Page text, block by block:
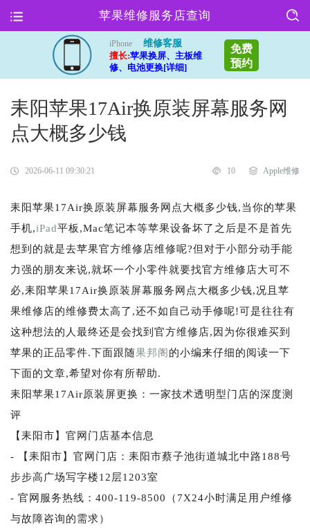
苹果维修服务店查询
iPhone
维修客服
擅长:苹果换屏、主板维
修、电池更换[详细]
免费
预约
耒阳苹果17Air换原装屏幕服务网
点大概多少钱
2026-06-11 09:30:21 10 Apple维修
耒阳苹果17Air换原装屏幕服务网点大概多少钱,当你的苹果
手机,iPad平板,Mac笔记本等苹果设备坏了之后是不是首先
想到的就是去苹果官方维修店维修呢?但对于小部分动手能
力强的朋友来说,就坏一个小零件就要找官方维修店大可不
必,耒阳苹果17Air换原装屏幕服务网点大概多少钱,况且苹
果维修店的维修费太高了,还不如自己动手修呢!可是往往有
这种想法的人最终还是会找到官方维修店,因为你很难买到
苹果的正品零件.下面跟随果邦阁的小编来仔细的阅读一下
下面的文章,希望对你有所帮助.
耒阳苹果17Air原装屏更换：一家技术透明型门店的深度测
评
【耒阳市】官网门店基本信息
- 【耒阳市】官网门店：耒阳市蔡子池街道城北中路188号
步步高广场写字楼12层1203室
- 官网服务热线：400-119-8500（7X24小时满足用户维修
与故障咨询的需求）